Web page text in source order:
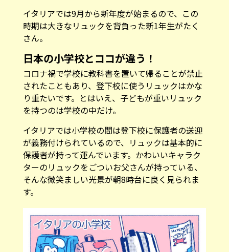
イタリアでは9月から新年度が始まるので、この
時期は大きなリュックを背負った新1年生がたく
さん。
日本の小学校とココが違う！
コロナ禍で学校に教科書を置いて帰ることが禁止
されたこともあり、登下校に使うリュックはかな
り重たいです。とはいえ、子どもが重いリュック
を持つのは学校の中だけ。
イタリアでは小学校の間は登下校に保護者の送迎
が義務付けられているので、リュックは基本的に
保護者が持って運んでいます。かわいいキャラク
ターのリュックをごついお父さんが持っている、
そんな微笑ましい光景が朝8時台に良く見られま
す。